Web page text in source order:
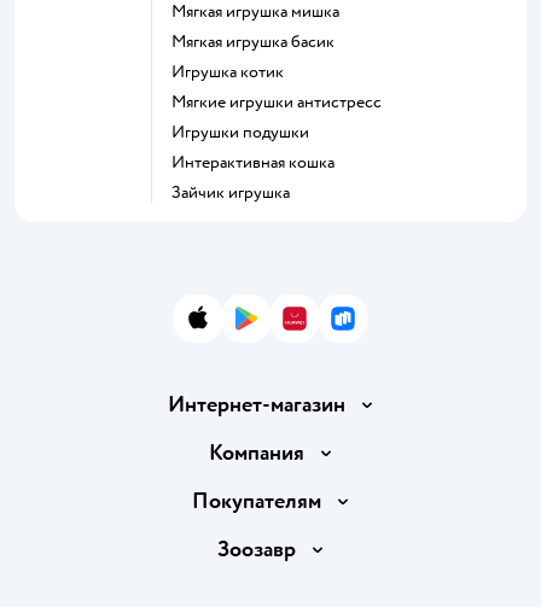
Мягкая игрушка мишка
Мягкая игрушка басик
Игрушка котик
Мягкие игрушки антистресс
Игрушки подушки
Интерактивная кошка
Зайчик игрушка
App StoreGoogle Play
AppGallery
RuStore
Интернет-магазин
Доставка и оплата
Обмен и возврат товара
Правила продажи
Компания
О компании
Инвесторам
Покупателям
Бонусные карты
Зоозавр